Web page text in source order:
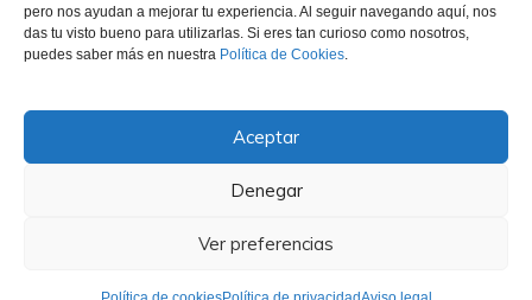
pero nos ayudan a mejorar tu experiencia. Al seguir navegando aquí, nos
das tu visto bueno para utilizarlas. Si eres tan curioso como nosotros,
puedes saber más en nuestra Política de Cookies.
Aceptar
Denegar
Ver preferencias
Politica De Privacidad